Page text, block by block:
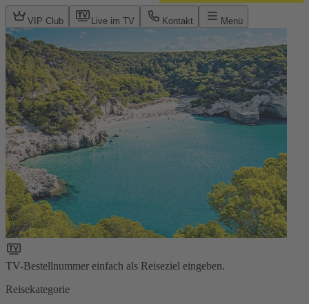
VIP Club Live im TV Kontakt Menü
TV-Bestellnummer einfach als Reiseziel eingeben.
Reisekategorie